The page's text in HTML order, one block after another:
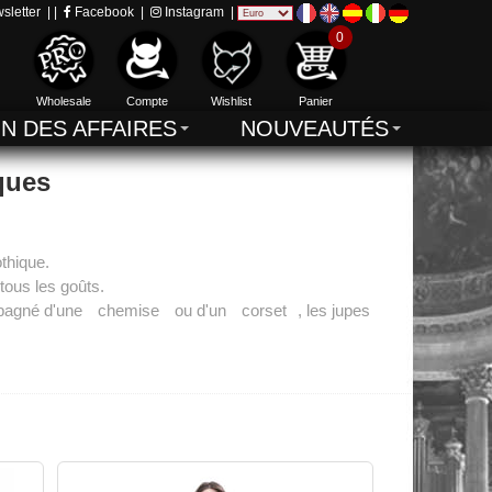
Facebook Instagram
Wholesale Compte Wishlist
0
Panier
DES AFFAIRES NOUVEAUTÉS
les goûts.
d'une
chemise ou d'un corset
, les jupes